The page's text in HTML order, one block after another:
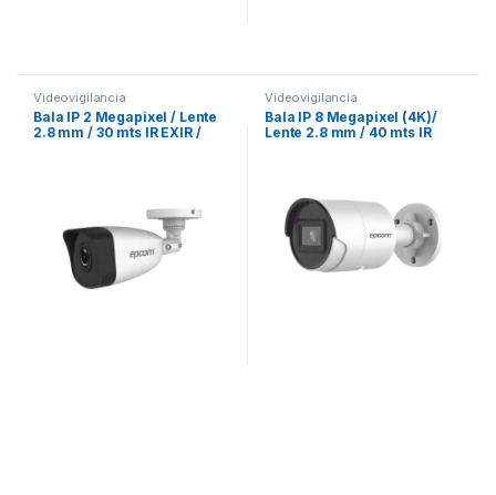
Videovigilancia
Bala IP 2 Megapixel / Lente
2.8 mm / 30 mts IR EXIR /
Videovigilancia
Bala IP 8 Megapixel (4K)/
Lente 2.8 mm / 40 mts IR
(Filtro de Falsas Alarmas) /
Ultra Baja Iluminación